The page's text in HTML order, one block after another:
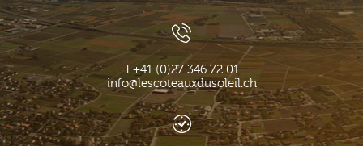
T.+41 (0)27 346 72 01
info@lescoteauxdusoleil.ch